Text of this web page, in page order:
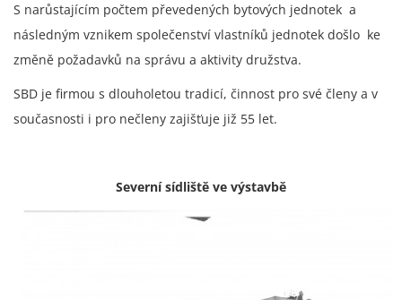
S narůstajícím počtem převedených bytových jednotek a
následným vznikem společenství vlastníků jednotek došlo ke
změně požadavků na správu a aktivity družstva.
SBD je firmou s dlouholetou tradicí, činnost pro své členy a v
současnosti i pro nečleny zajišťuje již 55 let.
Severní sídliště ve výstavbě